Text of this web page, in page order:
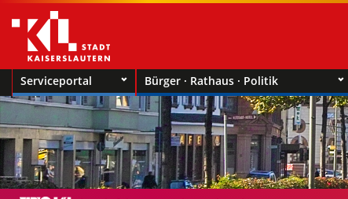
Serviceportal Bürger · Rathaus · Politik